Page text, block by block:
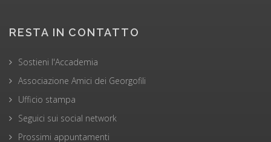
RESTA IN CONTATTO
Sostieni l'Accademia
Associazione Amici dei Georgofili
Ufficio stampa
Seguici sui social network
Prossimi appuntamenti